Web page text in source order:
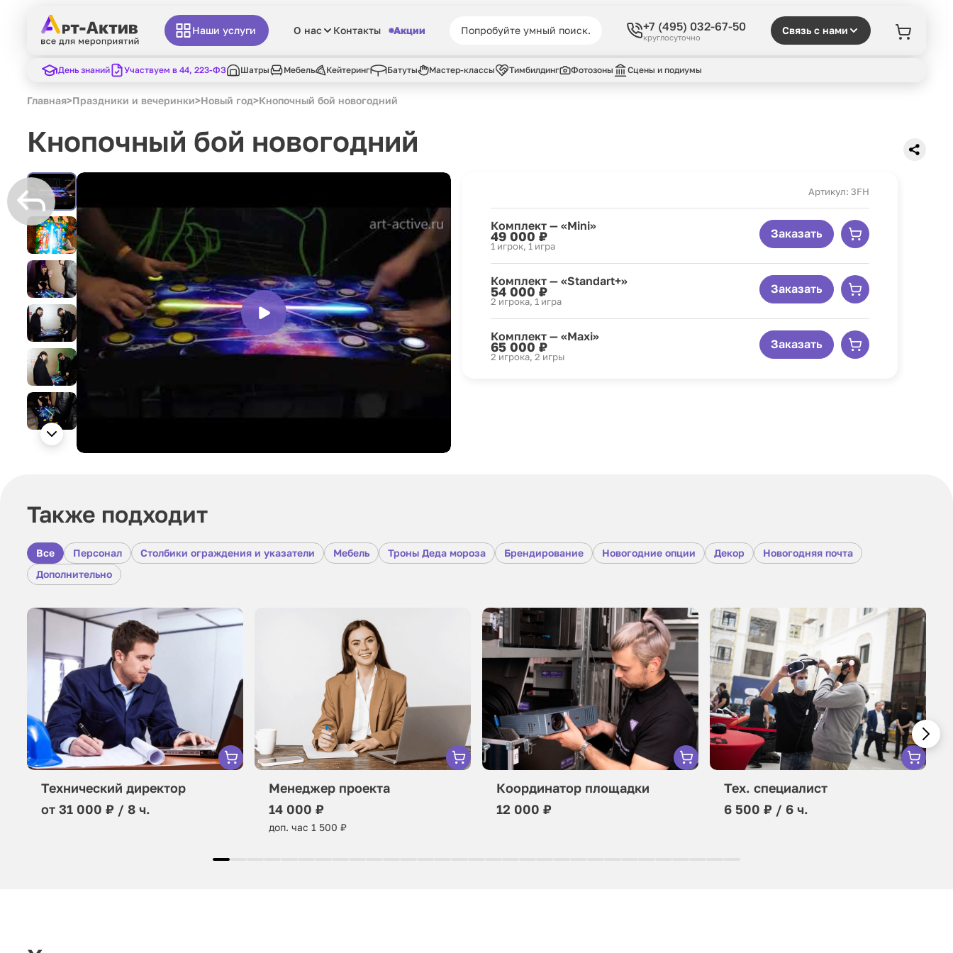
Наши услуги О нас Контакты Акции +7 (495) 032-67-50
круглосуточно
Связь с нами
День знаний Участвуем в 44, 223-ФЗ Шатры Мебель Кейтеринг Батуты Мастер-классы Тимбилдинг Фотозоны Сцены и подиумы
Главная>Праздники и вечеринки>Новый год>Кнопочный бой новогодний
Кнопочный бой новогодний
Артикул: 3FH
Комплект — «Mini»
49 000 ₽
1 игрок, 1 игра
Заказать
Комплект — «Standart+»
54 000 ₽
2 игрока, 1 игра
Заказать
Комплект — «Maxi»
65 000 ₽
2 игрока, 2 игры
Заказать
Также подходит
Все Персонал Столбики ограждения и указатели Мебель Троны Деда мороза Брендирование Новогодние опции Декор
Новогодняя почта
Дополнительно
Технический директор
от 31 000 ₽ / 8 ч.
Менеджер проекта
14 000 ₽
доп. час 1 500 ₽
Координатор площадки
12 000 ₽
Тех. специалист
6 500 ₽ / 6 ч.